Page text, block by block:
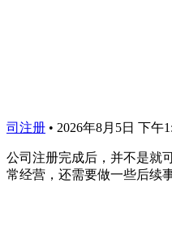
司注册 • 2026年8月5日 下午
公司注册完成后，并不是就
常经营，还需要做一些后续